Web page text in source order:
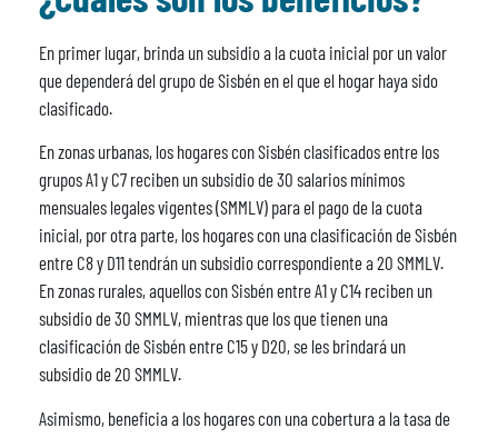
En primer lugar, brinda un subsidio a la cuota inicial por un valor
que dependerá del grupo de Sisbén en el que el hogar haya sido
clasificado.
En zonas urbanas, los hogares con Sisbén clasificados entre los
grupos A1 y C7 reciben un subsidio de 30 salarios mínimos
mensuales legales vigentes (SMMLV) para el pago de la cuota
inicial, por otra parte, los hogares con una clasificación de Sisbén
entre C8 y D11 tendrán un subsidio correspondiente a 20 SMMLV.
En zonas rurales, aquellos con Sisbén entre A1 y C14 reciben un
subsidio de 30 SMMLV, mientras que los que tienen una
clasificación de Sisbén entre C15 y D20, se les brindará un
subsidio de 20 SMMLV.
Asimismo, beneficia a los hogares con una cobertura a la tasa de